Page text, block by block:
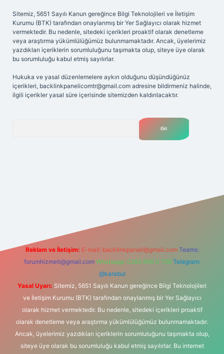
Sitemiz, 5651 Sayılı Kanun gereğince Bilgi Teknolojileri ve İletişim
Kurumu (BTK) tarafından onaylanmış bir Yer Sağlayıcı olarak hizmet
vermektedir. Bu nedenle, sitedeki içerikleri proaktif olarak denetleme
veya araştırma yükümlülüğümüz bulunmamaktadır. Ancak, üyelerimiz
yazdıkları içeriklerin sorumluluğunu taşımakta olup, siteye üye olarak
bu sorumluluğu kabul etmiş sayılırlar.
Hukuka ve yasal düzenlemelere aykırı olduğunu düşündüğünüz
içerikleri, backlinkpanelicomtr@gmail.com adresine bildirmeniz halinde,
ilgili içerikler yasal süre içerisinde sitemizden kaldırılacaktır.
Reklam ve İletişim: E-mail: backlinkpaneli@gmail.com Teams:
forumhizmeti@gmail.com Whatsapp: 0262 606 0 726 Telegram:
@karabul
Yasal Uyarı: Sitemiz, 5651 Sayılı Kanun gereğince Bilgi Teknolojileri
ve İletişim Kurumu (BTK) tarafından onaylanmış bir Yer Sağlayıcı
olarak hizmet vermektedir. Bu nedenle, sitedeki içerikleri proaktif
olarak denetleme veya araştırma yükümlülüğümüz bulunmamaktadır.
Ancak, üyelerimiz yazdıkları içeriklerin sorumluluğunu taşımakta olup,
siteye üye olarak bu sorumluluğu kabul etmiş sayılırlar. Bu internet